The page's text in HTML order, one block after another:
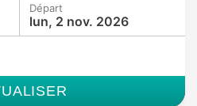
Départ
lun, 2 nov. 2026